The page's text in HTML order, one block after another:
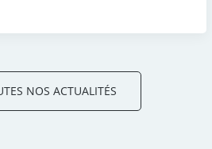
NOS ACTUALITÉS